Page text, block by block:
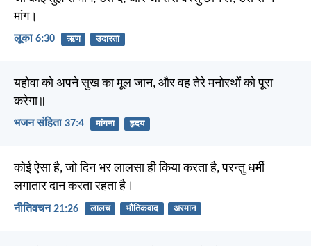
मांग।
लूका 6:30 ऋण उदारता
यहोवा को अपने सुख का मूल जान, और वह तेरे मनोरथों को पूरा
करेगा॥
भजन संहिता 37:4 मांगना हृदय
कोई ऐसा है, जो दिन भर लालसा ही किया करता है, परन्तु धर्मी
लगातार दान करता रहता है।
नीतिवचन 21:26 लालच भौतिकवाद अरमान